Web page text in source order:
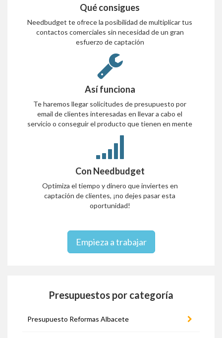
Qué consigues
Needbudget te ofrece la posibilidad de multiplicar tus
contactos comerciales sin necesidad de un gran
esfuerzo de captación
Así funciona
Te haremos llegar solicitudes de presupuesto por
email de clientes interesadas en llevar a cabo el
servicio o conseguir el producto que tienen en mente
Con Needbudget
Optimiza el tiempo y dinero que inviertes en
captación de clientes, ¡no dejes pasar esta
oportunidad!
Empieza a trabajar
Presupuestos por categoría
Presupuesto Reformas Albacete